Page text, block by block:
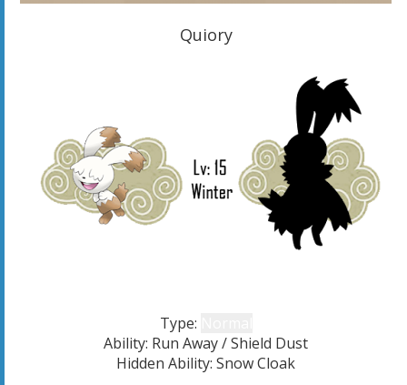
Quiory
Type:
Ability: Run Away / Shield Dust
Hidden Ability: Snow Cloak